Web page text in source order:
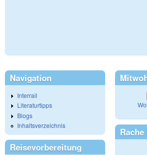
Navigation
Interrail
Literaturtipps
Blogs
Inhaltsverzeichnis
Reisevorbereitung